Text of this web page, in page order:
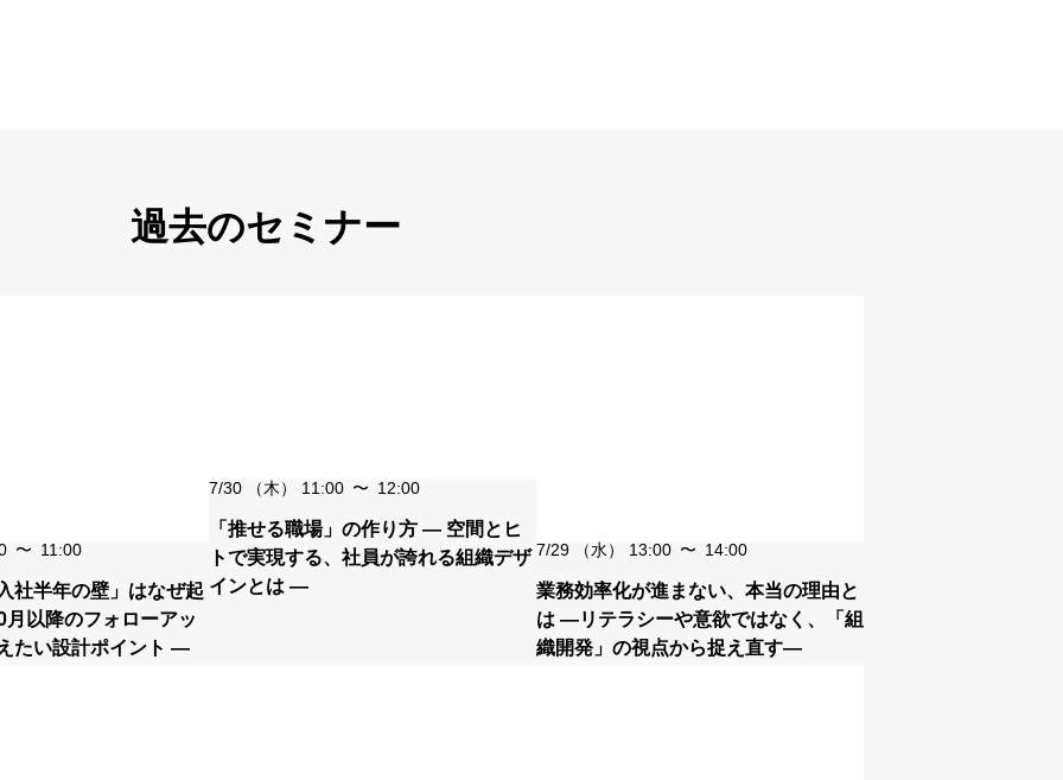
過去のセミナー
〜 11:00
社半年の壁」はなぜ起
以降のフォローアッ
たい設計ポイント ―
7/30 （木） 11:00 〜 12:00
「推せる職場」の作り方 ― 空間とヒ
トで実現する、社員が誇れる組織デザ
インとは ―
7/29 （水） 13:00 〜 14:00
業務効率化が進まない、本当の理由と
は ―リテラシーや意欲ではなく、「組
織開発」の視点から捉え直す―